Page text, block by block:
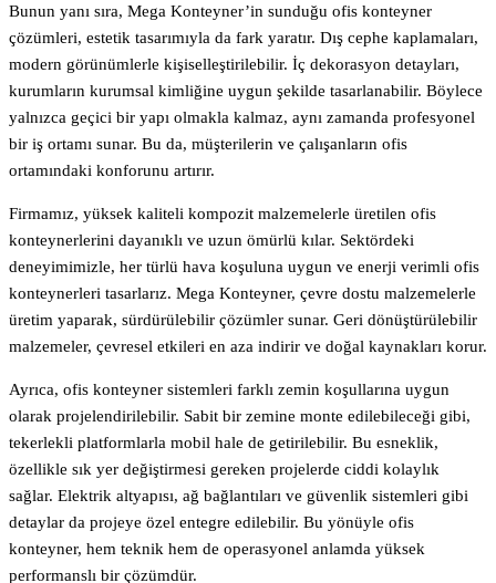
Bunun yanı sıra, Mega Konteyner’in sunduğu ofis konteyner
çözümleri, estetik tasarımıyla da fark yaratır. Dış cephe kaplamaları,
modern görünümlerle kişiselleştirilebilir. İç dekorasyon detayları,
kurumların kurumsal kimliğine uygun şekilde tasarlanabilir. Böylece
yalnızca geçici bir yapı olmakla kalmaz, aynı zamanda profesyonel
bir iş ortamı sunar. Bu da, müşterilerin ve çalışanların ofis
ortamındaki konforunu artırır.
Firmamız, yüksek kaliteli kompozit malzemelerle üretilen ofis
konteynerlerini dayanıklı ve uzun ömürlü kılar. Sektördeki
deneyimimizle, her türlü hava koşuluna uygun ve enerji verimli ofis
konteynerleri tasarlarız. Mega Konteyner, çevre dostu malzemelerle
üretim yaparak, sürdürülebilir çözümler sunar. Geri dönüştürülebilir
malzemeler, çevresel etkileri en aza indirir ve doğal kaynakları korur.
Ayrıca, ofis konteyner sistemleri farklı zemin koşullarına uygun
olarak projelendirilebilir. Sabit bir zemine monte edilebileceği gibi,
tekerlekli platformlarla mobil hale de getirilebilir. Bu esneklik,
özellikle sık yer değiştirmesi gereken projelerde ciddi kolaylık
sağlar. Elektrik altyapısı, ağ bağlantıları ve güvenlik sistemleri gibi
detaylar da projeye özel entegre edilebilir. Bu yönüyle ofis
konteyner, hem teknik hem de operasyonel anlamda yüksek
performanslı bir çözümdür.